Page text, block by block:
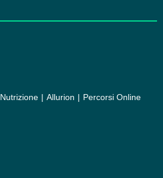
Nutrizione Allurion Percorsi Online